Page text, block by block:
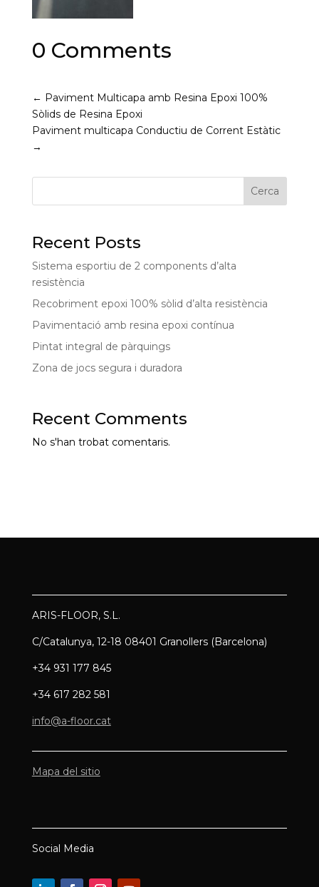
0 Comments
← Paviment Multicapa amb Resina Epoxi 100%
Sòlids de Resina Epoxi
Paviment multicapa Conductiu de Corrent Estàtic
→
Cerca
Recent Posts
Sistema esportiu de 2 components d’alta
resistència
Recobriment epoxi 100% sòlid d’alta resistència
Pavimentació amb resina epoxi contínua
Pintat integral de pàrquings
Zona de jocs segura i duradora
Recent Comments
No s'han trobat comentaris.
ARIS-FLOOR, S.L.
C/Catalunya, 12-18 08401 Granollers (Barcelona)
+34 931 177 845
+34 617 282 581
info@a-floor.cat
Mapa del sitio
Social Media